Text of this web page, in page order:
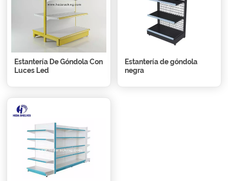
Estantería De Góndola Con
Luces Led
Estantería de góndola
negra